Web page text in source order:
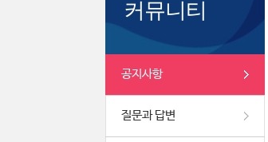
커뮤니티
공지사항
질문과 답변